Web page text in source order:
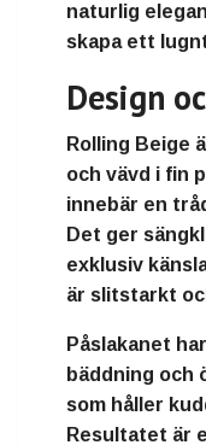
naturlig
skapa ett
Design
Rolling Beige
och vävd i fin
innebär en
Det ger
exklusiv
är slitstarkt
Påslakanet har
bäddning och
som håller
Resultatet är